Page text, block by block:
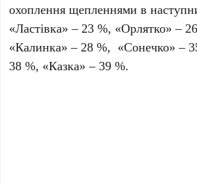
охоплення щепленнями в
«Ластівка» – 23 %, «Орлятко» –
«Калинка» – 28 %, «Сонечко» –
38 %, «Казка» – 39 %.